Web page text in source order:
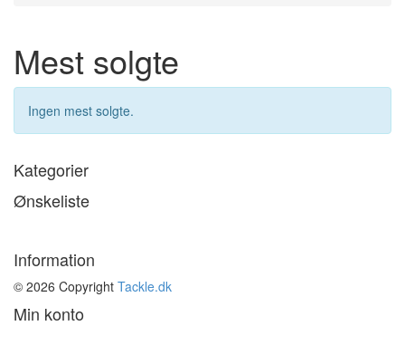
Mest solgte
Ingen mest solgte.
Kategorier
Ønskeliste
Information
© 2026 Copyright Tackle.dk
Min konto